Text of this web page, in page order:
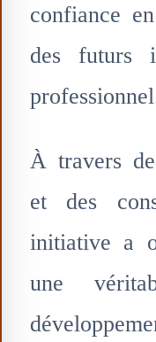
confiance
des futurs
À travers
et des
initiative a
une